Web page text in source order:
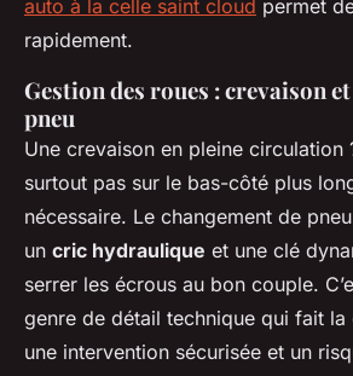
auto à la celle saint cloud permet
rapidement.
Gestion des roues : crevaison
pneu
Une crevaison en pleine circulation
surtout pas sur le bas-côté plus
nécessaire. Le changement de
un cric hydraulique et une clé
serrer les écrous au bon couple.
genre de détail technique qui fait
une intervention sécurisée et un